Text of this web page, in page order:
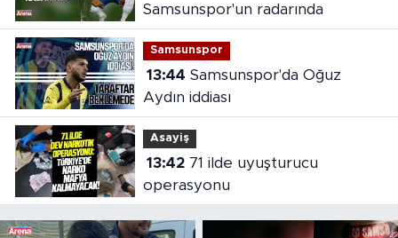
Samsunspor'un radarında
Samsunspor
13:44
Aydın iddiası
Asayiş
13:4271 ilde uyuşturucu
operasyonu